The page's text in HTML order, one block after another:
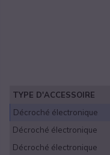
TYPE D'ACCESSOIRE
Décroché électronique
Décroché électronique
Décroché électronique